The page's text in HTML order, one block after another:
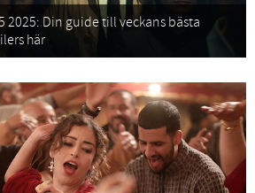
2025: Din guide till veckans bästa
här